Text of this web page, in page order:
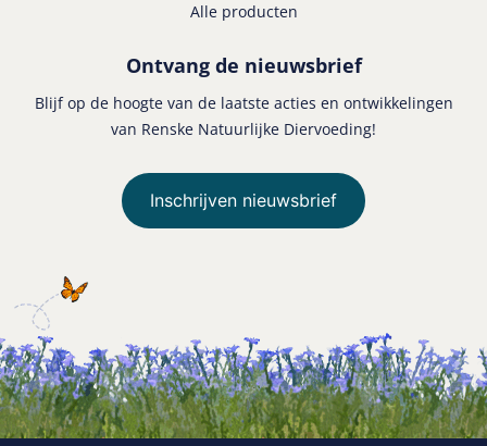
Alle producten
Ontvang de nieuwsbrief
Blijf op de hoogte van de laatste acties en ontwikkelingen
van Renske Natuurlijke Diervoeding!
Inschrijven nieuwsbrief